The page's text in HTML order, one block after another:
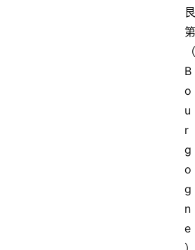
艮
第
（
B
o
u
r
g
o
g
n
e